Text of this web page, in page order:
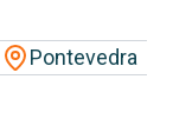
Pontevedra